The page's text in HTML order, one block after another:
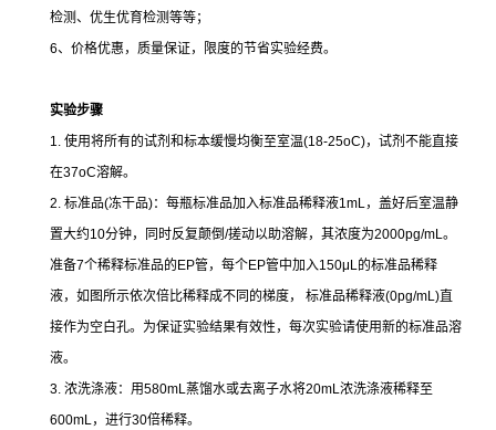
检测、优生优育检测等等；
6、价格优惠，质量保证，限度的节省实验经费。
实验步骤
1. 使用将所有的试剂和标本缓慢均衡至室温(18-25oC)，试剂不能直接
在37oC溶解。
2. 标准品(冻干品)：每瓶标准品加入标准品稀释液1mL，盖好后室温静
置大约10分钟，同时反复颠倒/搓动以助溶解，其浓度为2000pg/mL。
准备7个稀释标准品的EP管，每个EP管中加入150μL的标准品稀释
液，如图所示依次倍比稀释成不同的梯度， 标准品稀释液(0pg/mL)直
接作为空白孔。为保证实验结果有效性，每次实验请使用新的标准品溶
液。
3. 浓洗涤液：用580mL蒸馏水或去离子水将20mL浓洗涤液稀释至
600mL，进行30倍稀释。